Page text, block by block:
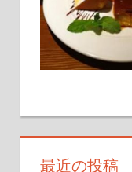
最近の投稿